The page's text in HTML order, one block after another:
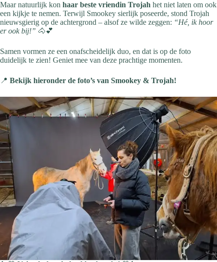
Maar natuurlijk kon haar beste vriendin Trojah het niet laten om ook
een kijkje te nemen. Terwijl Smookey sierlijk poseerde, stond Trojah
nieuwsgierig op de achtergrond – alsof ze wilde zeggen: “Hé, ik hoor
er ook bij!” 🐴💕
Samen vormen ze een onafscheidelijk duo, en dat is op de foto
duidelijk te zien! Geniet mee van deze prachtige momenten.
📍 Bekijk hieronder de foto’s van Smookey & Trojah!